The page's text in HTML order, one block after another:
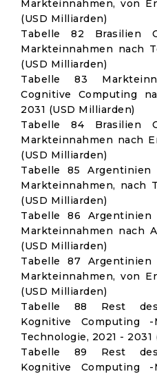
Markteinnahmen, von
(USD Milliarden)
Tabelle 82 Brasilien
Markteinnahmen nach
(USD Milliarden)
Tabelle 83
Cognitive Computing
2031 (USD Milliarden)
Tabelle 84 Brasilien
Markteinnahmen nach
(USD Milliarden)
Tabelle 85
Markteinnahmen, nach
(USD Milliarden)
Tabelle 86
Markteinnahmen nach
(USD Milliarden)
Tabelle 87
Markteinnahmen, von
(USD Milliarden)
Tabelle 88 Rest des
Kognitive Computing -
Technologie, 2021 - 2031
Tabelle 89 Rest des
Kognitive Computing -